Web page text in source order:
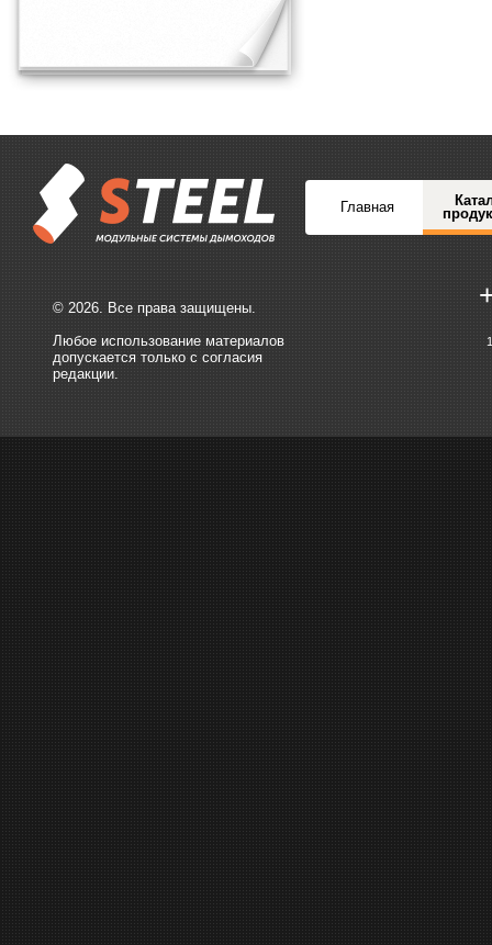
Главная
© 2026. Все права защищены.
Любое использование материалов
допускается только с согласия
редакции.